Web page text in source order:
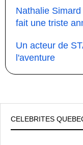
Nathalie
fait une triste
Un acteur de
l'aventure
CELEBRITES